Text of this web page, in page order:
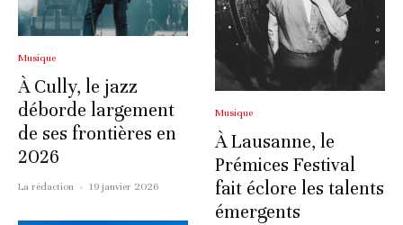
Musique
À Cully, le jazz
déborde largement
de ses frontières en
2026
La rédaction · 19 janvier 2026
Musique
À Lausanne, le
Prémices Festival
fait éclore les talents
émergents